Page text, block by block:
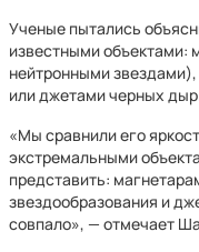
Ученые пытались
известными объектами:
нейтронными
или джетами черных
«Мы сравнили его
экстремальными
представить:
звездообразования и
совпало», — отмечает